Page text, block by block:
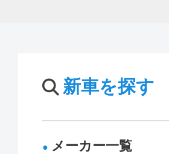
新車を探す
メーカー一覧